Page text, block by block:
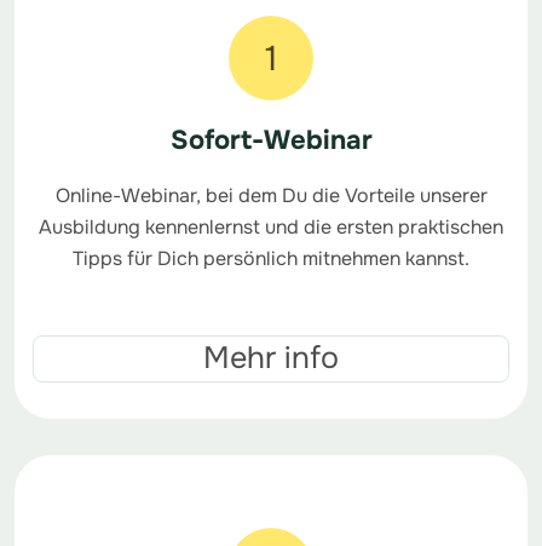
1
Sofort-Webinar
Online-Webinar, bei dem Du die Vorteile unserer
Ausbildung kennenlernst und die ersten praktischen
Tipps für Dich persönlich mitnehmen kannst.
Mehr info